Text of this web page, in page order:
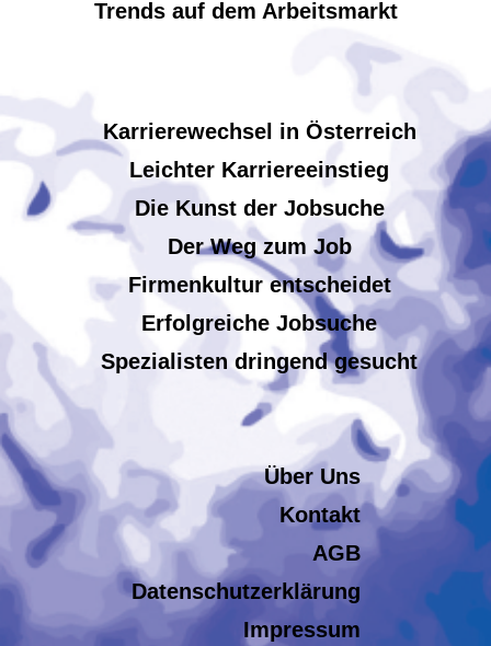
Trends auf dem Arbeitsmarkt
Karrierewechsel in Österreich
Leichter Karriereeinstieg
Die Kunst der Jobsuche
Der Weg zum Job
Firmenkultur entscheidet
Erfolgreiche Jobsuche
Spezialisten dringend gesucht
Über Uns
Kontakt
AGB
Datenschutzerklärung
Impressum